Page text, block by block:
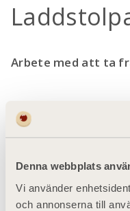
Denna webbplats
Vi använder
och annonserna till
Arbete med att ta
24 juli 2023 SAMF